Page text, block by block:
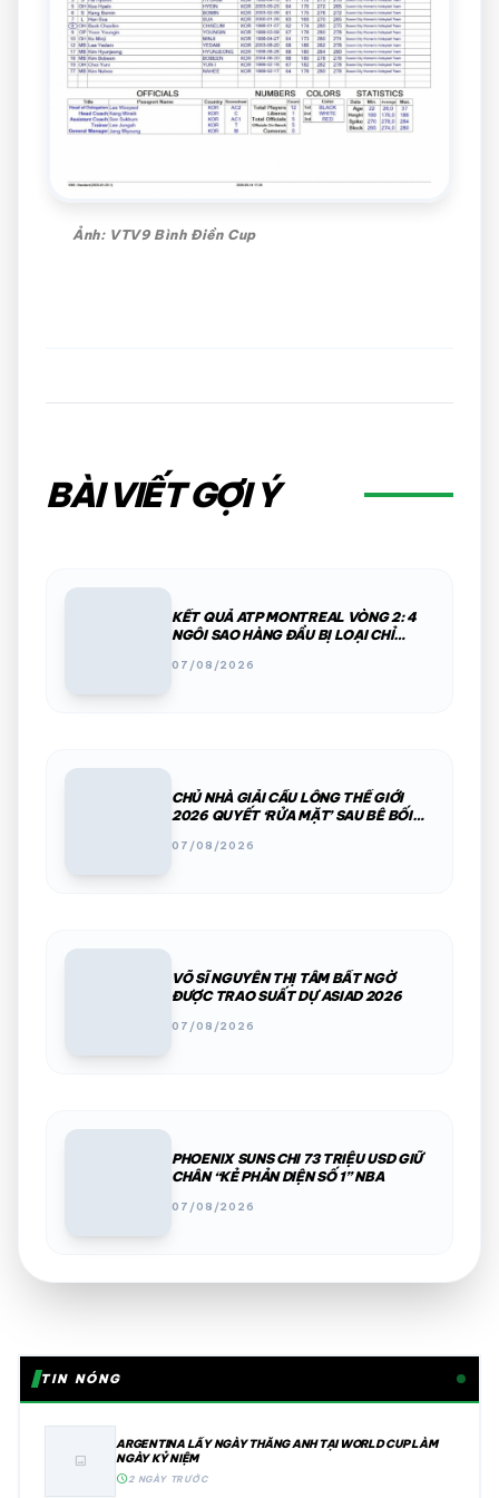
Ảnh: VTV9 Bình Điền Cup
BÀI VIẾT GỢI Ý
KẾT QUẢ ATP MONTREAL VÒNG 2: 4
NGÔI SAO HÀNG ĐẦU BỊ LOẠI CHỈ
07/08/2026
CHỦ NHÀ GIẢI CẦU LÔNG THẾ GIỚI
2026 QUYẾT ‘RỬA MẶT’ SAU BÊ BỐI
07/08/2026
VÕ SĨ NGUYỄN THỊ TÂM BẤT NGỜ
ĐƯỢC TRAO SUẤT DỰ ASIAD 2026
07/08/2026
PHOENIX SUNS CHI 73 TRIỆU USD GIỮ
CHÂN “KẺ PHẢN DIỆN SỐ 1” NBA
07/08/2026
TIN NÓNG
image
ARGENTINA LẤY NGÀY THẮNG ANH TẠI WORLD CUP LÀM
NGÀY KỶ NIỆM
schedule2 NGÀY TRƯỚC